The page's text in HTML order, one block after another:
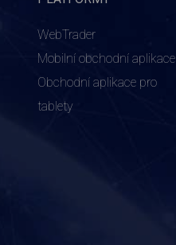
WebTrader
Mobilní obchodní aplikace
Obchodní aplikace pro
tablety